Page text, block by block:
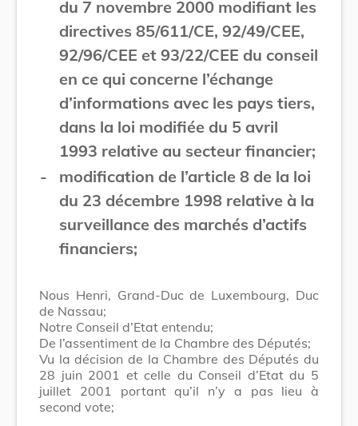
du 7 novembre 2000 modifiant les
directives 85/611/CE, 92/49/CEE,
92/96/CEE et 93/22/CEE du conseil
en ce qui concerne l’échange
d’informations avec les pays tiers,
dans la loi modifiée du 5 avril
1993 relative au secteur financier;
-
modification de l’article 8 de la loi
du 23 décembre 1998 relative à la
surveillance des marchés d’actifs
financiers;
Nous Henri, Grand-Duc de Luxembourg, Duc
de Nassau;
Notre Conseil d’Etat entendu;
De l’assentiment de la Chambre des Députés;
Vu la décision de la Chambre des Députés du
28 juin 2001 et celle du Conseil d’Etat du 5
juillet 2001 portant qu’il n’y a pas lieu à
second vote;